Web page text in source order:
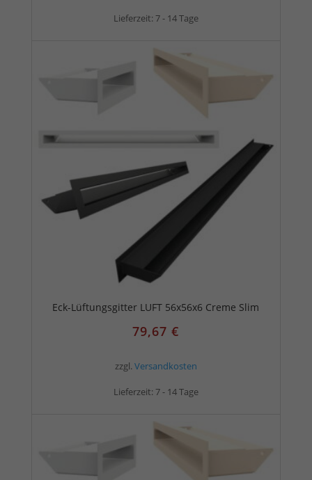
Lieferzeit: 7 - 14 Tage
Eck-Lüftungsgitter LUFT 56x56x6 Creme Slim
79,67€
zzgl. Versandkosten
Lieferzeit: 7 - 14 Tage